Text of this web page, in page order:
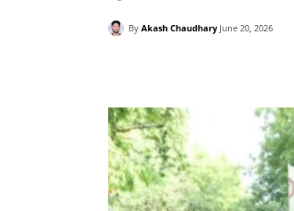
By Akash Chaudhary June 20, 2026